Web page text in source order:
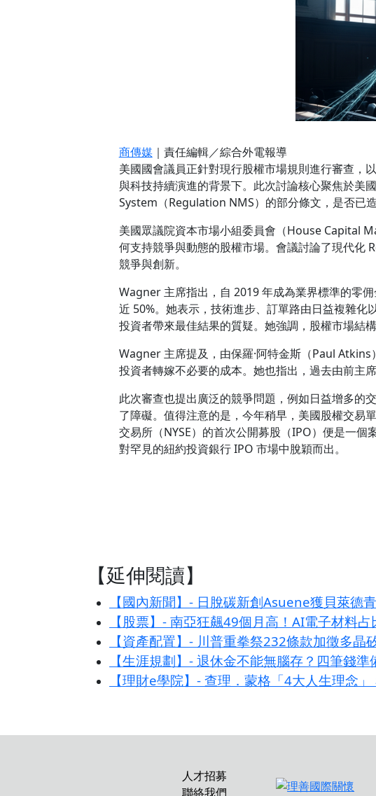
商傳媒｜責任編輯／綜合外電報導
美國國會議員正針對現行股權市場規則進行審查，
與科技持續演進的背景下。此次討論核心聚焦於
System（Regulation NMS）的部分條文，是否已
美國眾議院資本市場小組委員會（House Capital
何支持競爭與動態的股權市場。會議討論了現代化
競爭與創新。
Wagner 主席指出，自 2019 年成為業界標準的零
近 50%。她表示，技術進步、訂單路由日益複雜
投資者帶來最佳結果的質疑。她強調，股權市場結
Wagner 主席提及，由保羅·阿特金斯（Paul
投資者轉嫁不必要的成本。她也指出，過去由前主
此次審查也提出廣泛的競爭問題，例如日益增多的
了障礙。值得注意的是，今年稍早，美國股權交
交易所（NYSE）的首次公開募股（IPO）便是一
對罕見的紐約投資銀行 IPO 市場中脫穎而出。
【延伸閱讀】
【國內新聞】- 日脫碳新創Asuene獲貝萊德
【股票】- 南亞狂飆49個月高！AI電子材料
【資產配置】- 川普重拳祭232條款加徵多
【生涯規劃】- 退休金不能無腦存？四筆錢準
【理財e學院】- 查理．蒙格「4大人生理念
人才招募
聯絡我們